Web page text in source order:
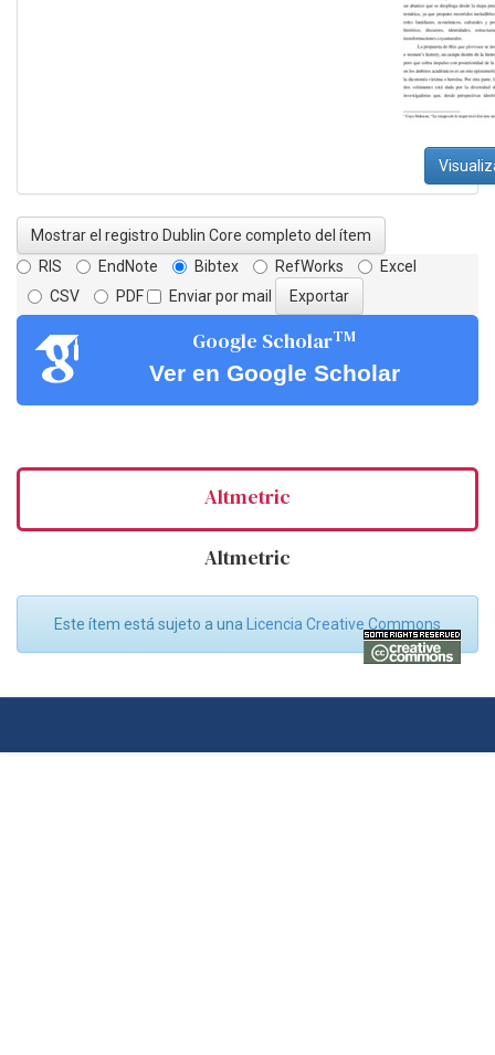
Mostrar el registro Dublin Core completo del ítem
RIS
EndNote Bibtex RefWorks
Excel
CSV
PDF Enviar por mail
Google ScholarTM
Ver en Google Scholar
Altmetric
Altmetric
Este ítem está sujeto a una Licencia Creative Commons